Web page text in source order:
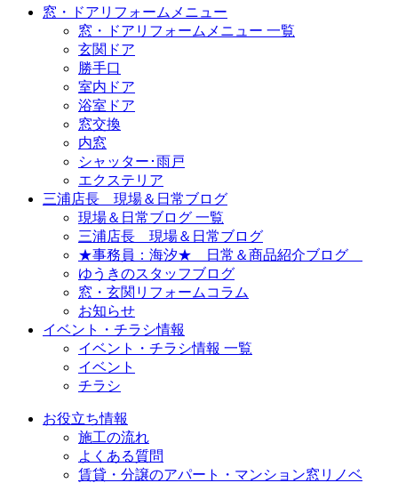
窓・ドアリフォームメニュー
窓・ドアリフォームメニュー 一覧
玄関ドア
勝手口
室内ドア
浴室ドア
窓交換
内窓
シャッター･雨戸
エクステリア
三浦店長 現場＆日常ブログ
現場＆日常ブログ 一覧
三浦店長 現場＆日常ブログ
★事務員：海汐★ 日常＆商品紹介ブログ
ゆうきのスタッフブログ
窓・玄関リフォームコラム
お知らせ
イベント・チラシ情報
イベント・チラシ情報 一覧
イベント
チラシ
お役立ち情報
施工の流れ
よくある質問
賃貸・分譲のアパート・マンション窓リノベ